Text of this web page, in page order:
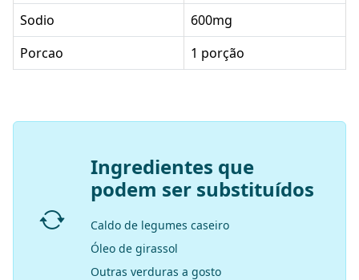
Sodio
600mg
Porcao
1 porção
Ingredientes que
podem ser substituídos
Caldo de legumes caseiro
Óleo de girassol
Outras verduras a gosto